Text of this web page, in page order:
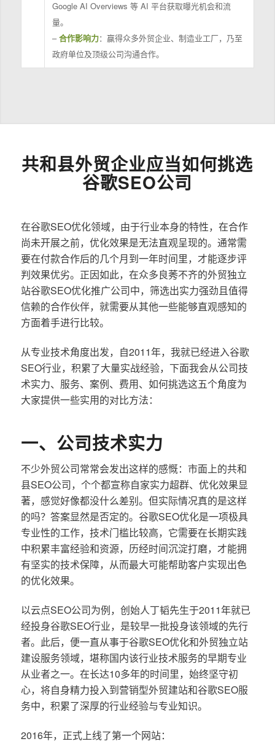
Google AI Overviews 等 AI 平台获取曝光机会和流
量。
–合作影响力：赢得众多外贸企业、制造业工厂，乃至
政府单位及顶级公司沟通合作。
共和县外贸企业应当如何挑选
谷歌SEO公司
在谷歌SEO优化领域，由于行业本身的特性，在合作
尚未开展之前，优化效果是无法直观呈现的。通常需
要在付款合作后的几个月到一年时间里，才能逐步评
判效果优劣。正因如此，在众多良莠不齐的外贸独立
站谷歌SEO优化推广公司中，筛选出实力强劲且值得
信赖的合作伙伴，就需要从其他一些能够直观感知的
方面着手进行比较。
从专业技术角度出发，自2011年，我就已经进入谷歌
SEO行业，积累了大量实战经验，下面我会从公司技
术实力、服务、案例、费用、如何挑选这五个角度为
大家提供一些实用的对比方法：
一、公司技术实力
不少外贸公司常常会发出这样的感慨：市面上的共和
县SEO公司，个个都宣称自家实力超群、优化效果显
著，感觉好像都没什么差别。但实际情况真的是这样
的吗？答案显然是否定的。谷歌SEO优化是一项极具
专业性的工作，技术门槛比较高，它需要在长期实践
中积累丰富经验和资源，历经时间沉淀打磨，才能拥
有坚实的技术保障，从而最大可能帮助客户实现出色
的优化效果。
以云点SEO公司为例，创始人丁韬先生于2011年就已
经投身谷歌SEO行业，是较早一批投身该领域的先行
者。此后，便一直从事于谷歌SEO优化和外贸独立站
建设服务领域，堪称国内该行业技术服务的早期专业
从业者之一。在长达10多年的时间里，始终坚守初
心，将自身精力投入到营销型外贸建站和谷歌SEO服
务中，积累了深厚的行业经验与专业知识。
2016年，正式上线了第一个网站：